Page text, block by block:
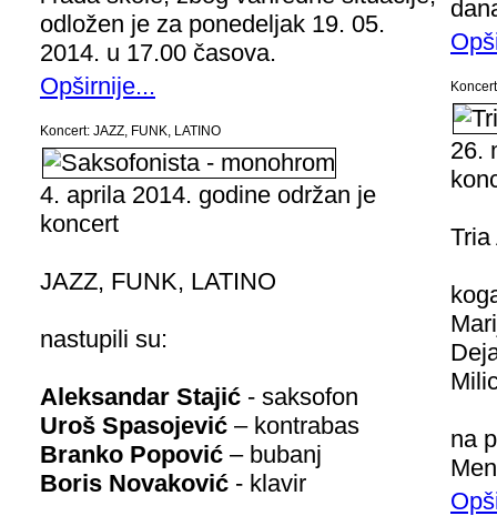
odložen je za ponedeljak 19. 05.
2014. u 17.00 časova.
Opširnije...
Koncert: JAZZ, FUNK, LATINO
4. aprila 2014. godine održan je
koncert
JAZZ, FUNK, LATINO
nastupili su:
Aleksandar Stajić - saksofon
Uroš Spasojević – kontrabas
Branko Popović – bubanj
Boris Novaković - klavir
26.
Tria
na